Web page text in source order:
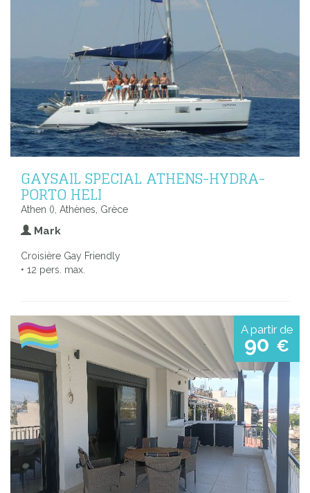
GAYSAIL SPECIAL ATHENS-HYDRA-
PORTO HELI
Athen (), Athènes, Grèce
Mark
Croisière Gay Friendly
• 12 pers. max.
A partir de
90 €